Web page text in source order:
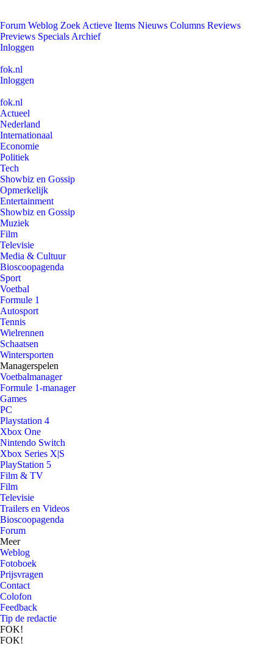
Forum Weblog Zoek Actieve Items Nieuws Columns Reviews
Previews Specials Archief
Inloggen
fok.nl
Inloggen
fok.nl
Actueel
Nederland
Internationaal
Economie
Politiek
Tech
Showbiz en Gossip
Opmerkelijk
Entertainment
Showbiz en Gossip
Muziek
Film
Televisie
Media & Cultuur
Bioscoopagenda
Sport
Voetbal
Formule 1
Autosport
Tennis
Wielrennen
Schaatsen
Wintersporten
Managerspelen
Voetbalmanager
Formule 1-manager
Games
PC
Playstation 4
Xbox One
Nintendo Switch
Xbox Series X|S
PlayStation 5
Film & TV
Film
Televisie
Trailers en Videos
Bioscoopagenda
Forum
Meer
Weblog
Fotoboek
Prijsvragen
Contact
Colofon
Feedback
Tip de redactie
FOK!
FOK!